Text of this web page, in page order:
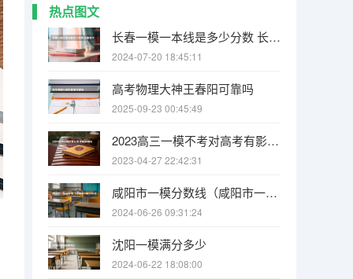
热点图文
长春一模一本线是多少分数 长春高三一模啥时出成绩
2024-07-20 18:45:11
高考物理大神王春阳可靠吗
2025-09-23 00:45:49
2023高三一模不考对高考有影响吗 高三最后一次冲刺
2023-04-27 22:42:31
咸阳市一模分数线（咸阳市一模分数线）
2024-06-26 09:31:24
沈阳一模满分多少
2024-06-22 18:08:00